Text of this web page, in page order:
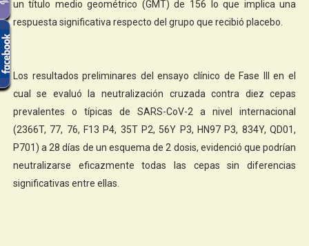
un título medio geométrico (GMT) de 156 lo que implica una
respuesta significativa respecto del grupo que recibió placebo.
Los resultados preliminares del ensayo clínico de Fase III en el
cual se evaluó la neutralización cruzada contra diez cepas
prevalentes o típicas de SARS-CoV-2 a nivel internacional
(2366T, 77, 76, F13 P4, 35T P2, 56Y P3, HN97 P3, 834Y, QD01,
P701) a 28 días de un esquema de 2 dosis, evidenció que podrían
neutralizarse eficazmente todas las cepas sin diferencias
significativas entre ellas.